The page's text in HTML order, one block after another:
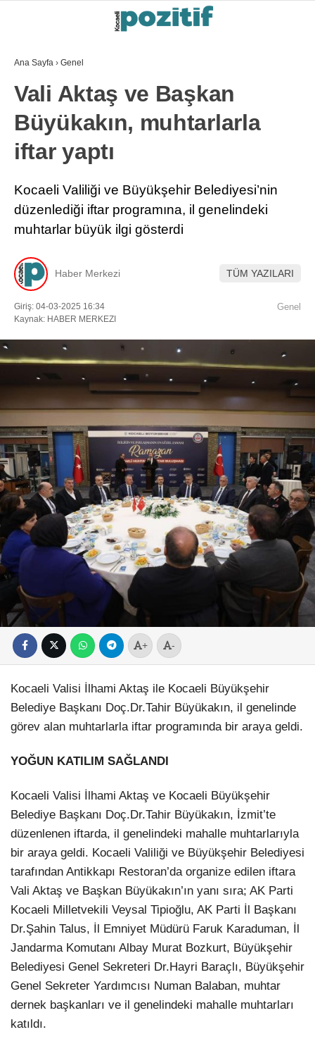
Ana Sayfa › Genel
Vali Aktaş ve Başkan
Büyükakın, muhtarlarla
iftar yaptı
Kocaeli Valiliği ve Büyükşehir Belediyesi’nin
düzenlediği iftar programına, il genelindeki
muhtarlar büyük ilgi gösterdi
Haber Merkezi TÜM YAZILARI
Giriş: 04-03-2025 16:34
Kaynak: HABER MERKEZI
Genel
+ -
Kocaeli Valisi İlhami Aktaş ile Kocaeli Büyükşehir
Belediye Başkanı Doç.Dr.Tahir Büyükakın, il genelinde
görev alan muhtarlarla iftar programında bir araya geldi.
YOĞUN KATILIM SAĞLANDI
Kocaeli Valisi İlhami Aktaş ve Kocaeli Büyükşehir
Belediye Başkanı Doç.Dr.Tahir Büyükakın, İzmit’te
düzenlenen iftarda, il genelindeki mahalle muhtarlarıyla
bir araya geldi. Kocaeli Valiliği ve Büyükşehir Belediyesi
tarafından Antikkapı Restoran’da organize edilen iftara
Vali Aktaş ve Başkan Büyükakın’ın yanı sıra; AK Parti
Kocaeli Milletvekili Veysal Tipioğlu, AK Parti İl Başkanı
Dr.Şahin Talus, İl Emniyet Müdürü Faruk Karaduman, İl
Jandarma Komutanı Albay Murat Bozkurt, Büyükşehir
Belediyesi Genel Sekreteri Dr.Hayri Baraçlı, Büyükşehir
Genel Sekreter Yardımcısı Numan Balaban, muhtar
dernek başkanları ve il genelindeki mahalle muhtarları
katıldı.